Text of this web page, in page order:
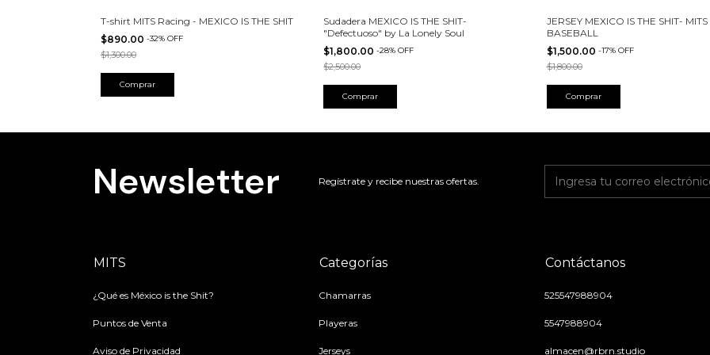
T-shirt MITS Racing - MEXICO IS THE SHIT
$890.00 -32% OFF
$1,300.00
Comprar
Sudadera MEXICO IS THE SHIT-
"Defectuoso" by La Lonely Soul
$1,800.00-28%OFF
$2,500.00
Comprar
JERSEY MEXICO IS THE SHIT- MITS
BASEBALL
$1,500.00 -17% OFF
$1,800.00
Comprar
Newsletter Regístrate y recibe nuestras ofertas.
MITS
¿Qué es México is the Shit?
Puntos de Venta
Aviso de Privacidad
Categorías
Chamarras
Playeras
Jerseys
Contáctanos
525547988904
5547988904
almacen@rbrn.studio